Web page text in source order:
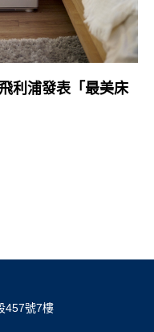
利浦發表「最美床
457號7樓